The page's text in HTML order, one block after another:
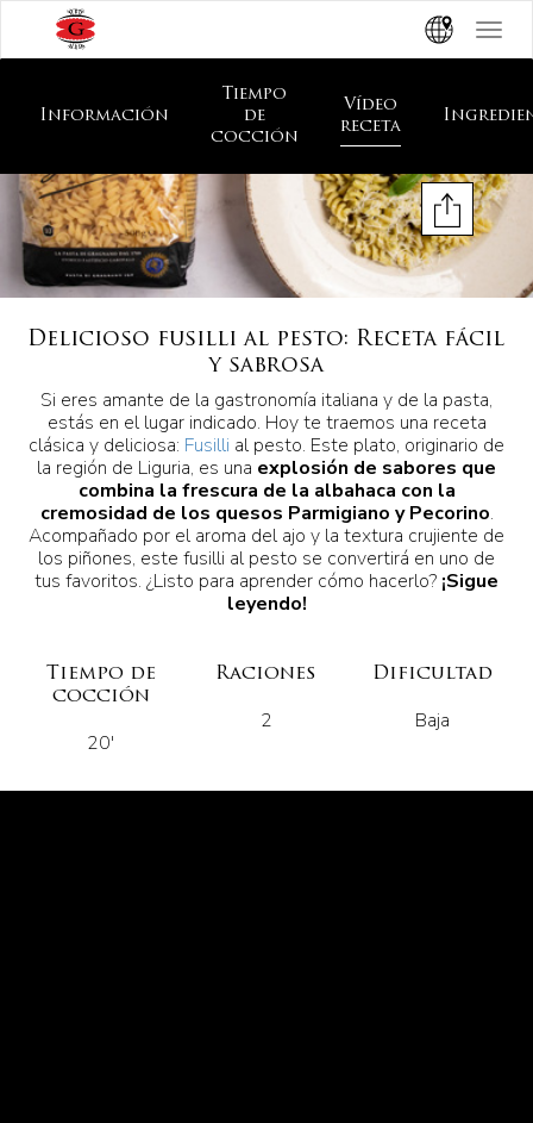
Toggle
Delicioso fusilli al pesto: Receta fácil
y sabrosa
Si eres amante de la gastronomía italiana y de la pasta,
estás en el lugar indicado. Hoy te traemos una receta
clásica y deliciosa: Fusilli al pesto. Este plato, originario de
la región de Liguria, es una explosión de sabores que
combina la frescura de la albahaca con la
cremosidad de los quesos Parmigiano y Pecorino.
Acompañado por el aroma del ajo y la textura crujiente de
los piñones, este fusilli al pesto se convertirá en uno de
tus favoritos. ¿Listo para aprender cómo hacerlo? ¡Sigue
leyendo!
Información
Tiempo
de
cocción
Vídeo
receta
Tiempo de
cocción
20'
Raciones
2
Dificultad
Baja